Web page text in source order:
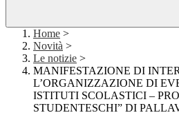
Home >
Novità >
Le notizie >
MANIFESTAZIONE DI
L’ORGANIZZAZIONE DI
ISTITUTI SCOLASTICI –
STUDENTESCHI” DI